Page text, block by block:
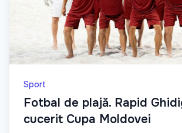
Sport
Fotbal de plajă. Rapid
cucerit Cupa Moldovei